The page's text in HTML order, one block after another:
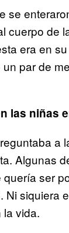
se
cuerpo de
era en
par de
las niñas
a
Algunas
ser
Ni siquiera
vida.